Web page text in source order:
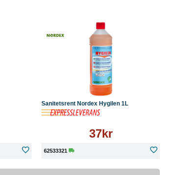
Sanitetsrent Nordex Hygilen 1L
37kr
62533321